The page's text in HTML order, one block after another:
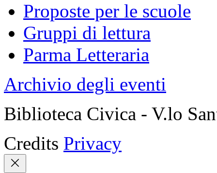
Proposte per le scuole
Gruppi di lettura
Parma Letteraria
Archivio degli eventi
Biblioteca Civica - V.lo
Credits Privacy